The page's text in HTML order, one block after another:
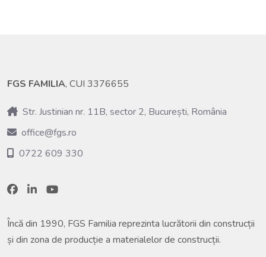
FGS FAMILIA, CUI 3376655
Str. Justinian nr. 11B, sector 2, București, România
office@fgs.ro
0722 609 330
Încă din 1990, FGS Familia reprezinta lucrătorii din construcții
și din zona de producție a materialelor de construcții.